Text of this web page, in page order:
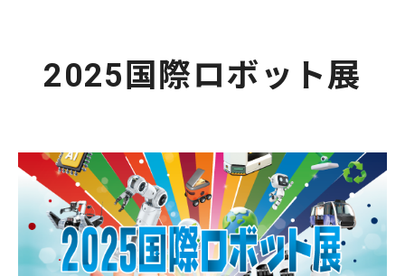
2025国際ロボット展